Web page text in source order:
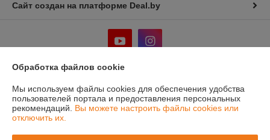
Сайт создан на платформе Deal.by
Информация для покупателя
Юридическое лицо:ООО "Лигмет групп"
г.Минск, ул. Кальварийская 33, пом.200
Регистрационный номер ЕГР: 192331419
Обработка файлов cookie
Мы используем файлы cookies для обеспечения удобства
пользователей портала и предоставления персональных
рекомендаций. Вы можете настроить файлы cookies или
отключить их.